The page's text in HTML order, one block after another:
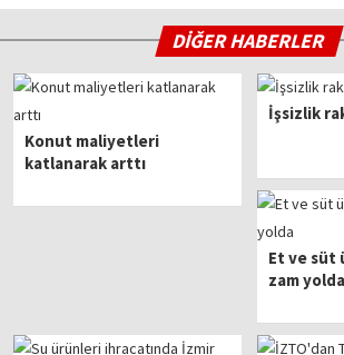
DİĞER HABERLER
Konut maliyetleri
katlanarak arttı
İşsizlik
Et ve süt
zam yolda